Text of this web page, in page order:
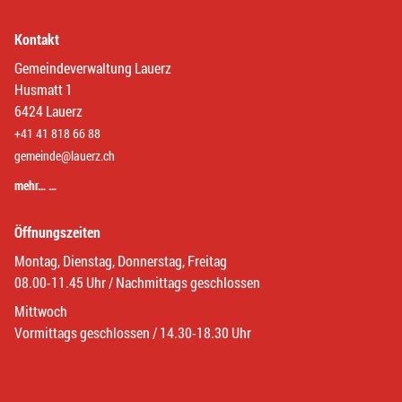
Kontakt
Gemeindeverwaltung Lauerz
Husmatt 1
6424 Lauerz
+41 41 818 66 88
gemeinde@lauerz.ch
mehr… …
Öffnungszeiten
Montag, Dienstag, Donnerstag, Freitag
08.00-11.45 Uhr / Nachmittags geschlossen
Mittwoch
Vormittags geschlossen / 14.30-18.30 Uhr